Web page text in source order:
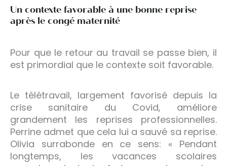
Un contexte favorable à une bonne reprise
après le congé maternité
Pour que le retour au travail se passe bien, il
est primordial que le contexte soit favorable.
Le télétravail, largement favorisé depuis la
crise sanitaire du Covid, améliore
grandement les reprises professionnelles.
Perrine admet que cela lui a sauvé sa reprise.
Olivia surrabonde en ce sens: « Pendant
longtemps, les vacances scolaires